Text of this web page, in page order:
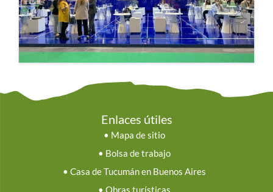
Enlaces útiles
• Mapa de sitio
• Bolsa de trabajo
• Casa de Tucumán en Buenos Aires